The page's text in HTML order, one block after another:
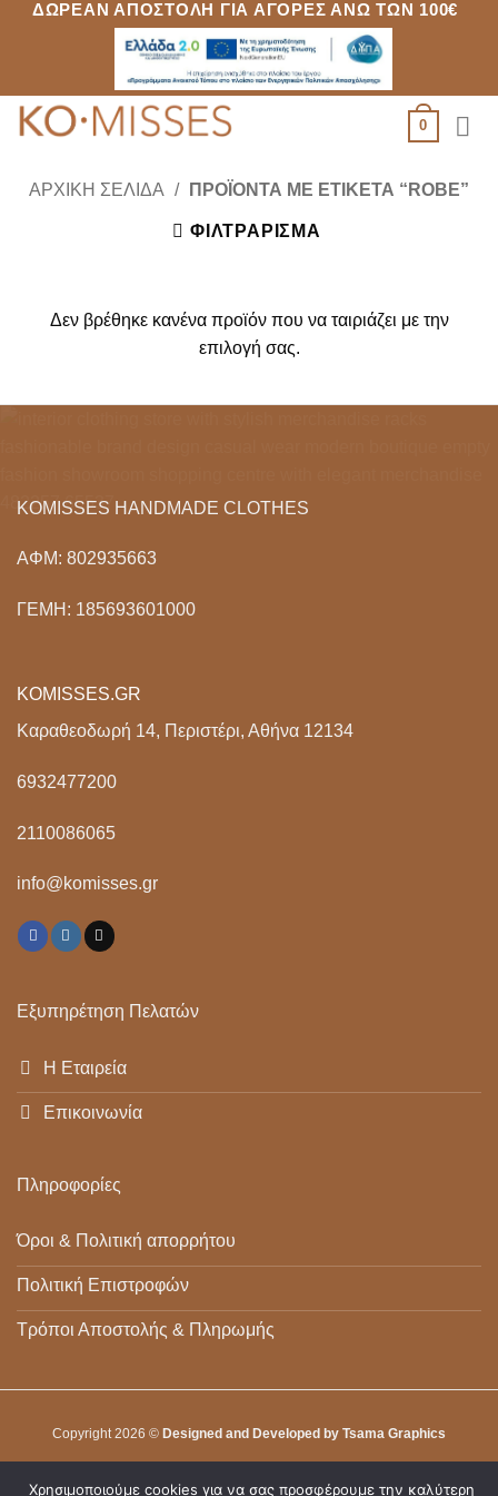
Μετάβαση
ΔΩΡΕΆΝ ΑΠΟΣΤΟΛΉ ΓΙΑ ΑΓΟΡΈΣ ΆΝΩ ΤΩΝ 100€
0
ΑΡΧΙΚΉ ΣΕΛΊΔΑ / ΠΡΟΪΌΝΤΑ ΜΕ ΕΤΙΚΈΤΑ “ROBE”
ΦΙΛΤΡΆΡΙΣΜΑ
Δεν βρέθηκε κανένα προϊόν που να ταιριάζει με την
επιλογή σας.
KOMISSES HANDMADE CLOTHES
ΑΦΜ: 802935663
ΓΕΜΗ: 185693601000
Εξυπηρέτηση Πελατών
Η Εταιρεία
Επικοινωνία
Πληροφορίες
Όροι & Πολιτική απορρήτου
Πολιτική Επιστροφών
Τρόποι Αποστολής & Πληρωμής
KOMISSES.GR
Καραθεοδωρή 14, Περιστέρι, Αθήνα 12134
6932477200
2110086065
info@komisses.gr
Copyright 2026 © Designed and Developed by Tsama Graphics
Χρησιμοποιούμε cookies για να σας προσφέρουμε την καλύτερη